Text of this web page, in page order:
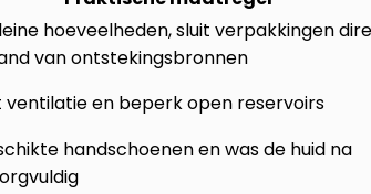
hoeveelheden, sluit verpakkingen
van ontstekingsbronnen
en beperk open reservoirs
handschoenen en was de huid na